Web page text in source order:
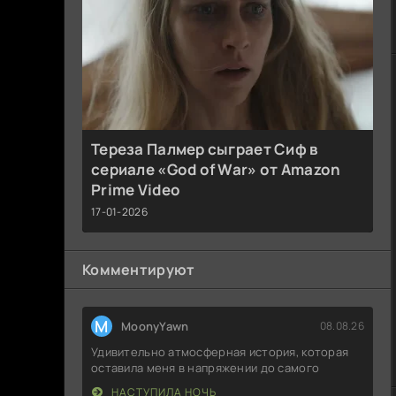
Тереза Палмер сыграет Сиф в
сериале «God of War» от Amazon
Prime Video
17-01-2026
Комментируют
M MoonyYawn 08.08.26
Удивительно атмосферная история, которая
оставила меня в напряжении до самого
НАСТУПИЛА НОЧЬ